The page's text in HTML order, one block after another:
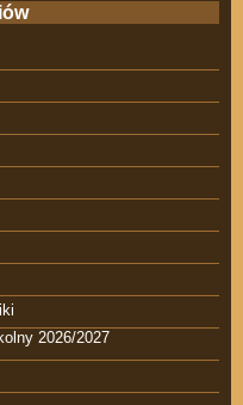
2026/2027